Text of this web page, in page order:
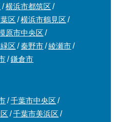
横浜市都筑区
区
横浜市鶴見区
原市中央区
区 秦野市
綾瀬市
鎌倉市
千葉市中央区
千葉市美浜区